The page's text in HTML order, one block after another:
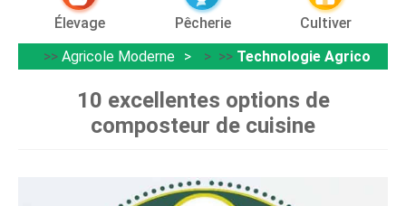
Élevage Pêcherie
Cultiver
>> Agricole Moderne > >> Technologie Agricole
10 excellentes options de
composteur de cuisine